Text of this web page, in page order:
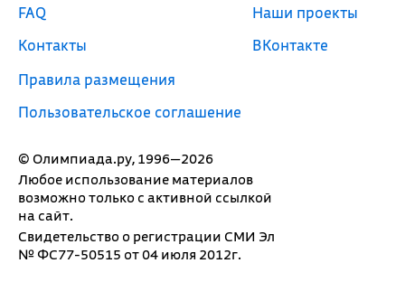
© Олимпиада.ру, 1996—2026
Любое использование материалов
возможно только с активной ссылкой
на сайт.
Свидетельство о регистрации СМИ Эл
№ ФС77-50515 от 04 июля 2012г.
FAQ
Контакты
Правила размещения
Пользовательское соглашение
Наши проекты
ВКонтакте